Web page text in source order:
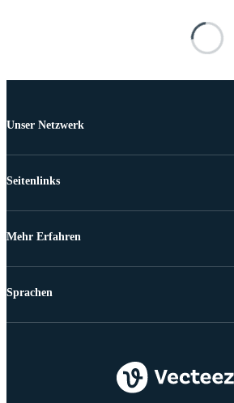
Unser Netzwerk
Seitenlinks
Mehr Erfahren
Sprachen